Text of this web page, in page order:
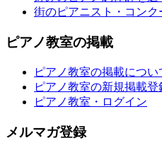
街のピアニスト・コンク
ピアノ教室の掲載
ピアノ教室の掲載につい
ピアノ教室の新規掲載登
ピアノ教室・ログイン
メルマガ登録